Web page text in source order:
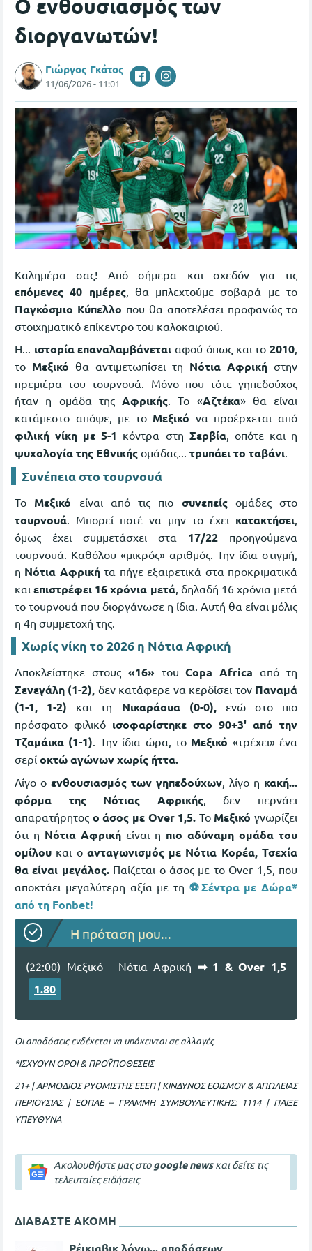
Ο ενθουσιασμός των
διοργανωτών!
Γιώργος Γκάτος
11/06/2026 - 11:01
Καλημέρα σας! Από σήμερα και σχεδόν για τις
επόμενες 40 ημέρες, θα μπλεχτούμε σοβαρά με το
Παγκόσμιο Κύπελλο που θα αποτελέσει προφανώς το
στοιχηματικό επίκεντρο του καλοκαιριού.
Η... ιστορία επαναλαμβάνεταιαφού όπως και το2010,
το Μεξικό θα αντιμετωπίσει τη Νότια Αφρική στην
πρεμιέρα του τουρνουά. Μόνο που τότε γηπεδούχος
ήταν η ομάδα της Αφρικής. Το «Αζτέκα» θα είναι
κατάμεστο απόψε, με το Μεξικό να προέρχεται από
φιλική νίκη με 5-1 κόντρα στη Σερβία, οπότε και η
ψυχολογία της Εθνικής ομάδας... τρυπάει το ταβάνι.
Συνέπεια στο τουρνουά
Το Μεξικό είναι από τις πιο συνεπείς ομάδες στο
τουρνουά. Μπορεί ποτέ να μην το έχει κατακτήσει,
όμως έχει συμμετάσχει στα 17/22 προηγούμενα
τουρνουά. Καθόλου «μικρός» αριθμός. Την ίδια στιγμή,
η Νότια Αφρικήτα πήγε εξαιρετικά στα προκριματικά
καιεπιστρέφει 16 χρόνια μετά, δηλαδή 16 χρόνια μετά
το τουρνουά που διοργάνωσε η ίδια. Αυτή θα είναι μόλις
η 4η συμμετοχή της.
Χωρίς νίκη το 2026 η Νότια Αφρική
Αποκλείστηκε στους «16» τουCopa Africa από τη
Σενεγάλη (1-2), δεν κατάφερε να κερδίσει τον Παναμά
(1-1, 1-2) και τη Νικαράουα (0-0),ενώ στο πιο
πρόσφατο φιλικό ισοφαρίστηκε στο 90+3' από την
Τζαμάικα (1-1). Την ίδια ώρα, το Μεξικό «τρέχει» ένα
σερί οκτώ αγώνων χωρίς ήττα.
Λίγο ο ενθουσιασμός των γηπεδούχων, λίγο η κακή...
φόρμα της Νότιας Αφρικής, δεν περνάει
απαρατήρητος ο άσος με Over 1,5. Το Μεξικό γνωρίζει
ότι η Νότια Αφρική είναι η πιο αδύναμη ομάδα του
ομίλου και ο ανταγωνισμός με Νότια Κορέα, Τσεχία
θα είναι μεγάλος. Παίζεται ο άσος με το Over 1,5, που
αποκτάει μεγαλύτερη αξία με τη ⚽Σέντρα με Δώρα*
από τη Fonbet!
Η πρόταση μου...
(22:00) Μεξικό - Νότια Αφρική ➡ 1 & Over 1,5
1.80
Οι αποδόσεις ενδέχεται να υπόκεινται σε αλλαγές
*ΙΣΧΥΟΥΝ ΟΡΟΙ & ΠΡΟΫΠΟΘΕΣΕΙΣ
21+ | ΑΡΜΟΔΙΟΣ ΡΥΘΜΙΣΤΗΣ ΕΕΕΠ | ΚΙΝΔΥΝΟΣ ΕΘΙΣΜΟΥ & ΑΠΩΛΕΙΑΣ
ΠΕΡΙΟΥΣΙΑΣ | ΕΟΠΑΕ – ΓΡΑΜΜΗ ΣΥΜΒΟΥΛΕΥΤΙΚΗΣ: 1114 | ΠΑΙΞΕ
ΥΠΕΥΘΥΝΑ
Ακολουθήστε μας στοgoogle newsκαι δείτε τις
τελευταίες ειδήσεις
ΔΙΑΒΑΣΤΕ ΑΚΟΜΗ
Ρέικιαβικ λόγω... αποδόσεων